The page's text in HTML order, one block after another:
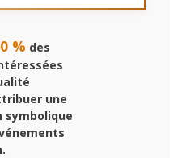
% des
une